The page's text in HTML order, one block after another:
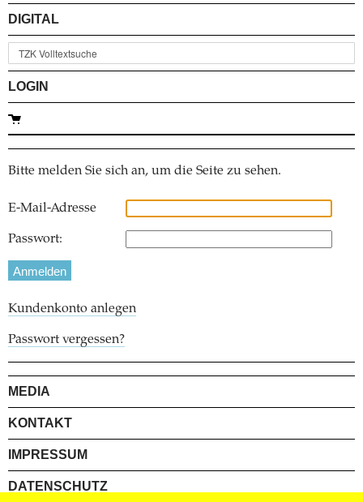
DIGITAL
LOGIN
Bitte melden Sie sich an, um die Seite zu sehen.
E-Mail-Adresse
Passwort:
Kundenkonto anlegen
Passwort vergessen?
MEDIA
KONTAKT
IMPRESSUM
DATENSCHUTZ